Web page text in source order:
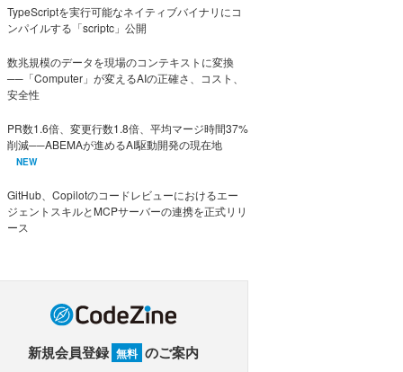
TypeScriptを実行可能なネイティブバイナリにコ
ンパイルする「scriptc」公開
数兆規模のデータを現場のコンテキストに変換
──「Computer」が変えるAIの正確さ、コスト、
安全性
PR数1.6倍、変更行数1.8倍、平均マージ時間37%
削減──ABEMAが進めるAI駆動開発の現在地
NEW
GitHub、Copilotのコードレビューにおけるエー
ジェントスキルとMCPサーバーの連携を正式リリ
ース
新規会員登録 無料 のご案内